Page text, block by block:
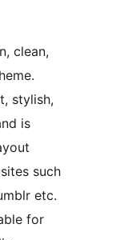
clean,
stylish,
is
such
etc.
for